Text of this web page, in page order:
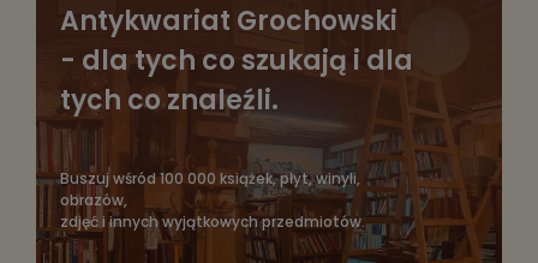
Antykwariat Grochowski
- dla tych co szukają i dla
tych co znaleźli.
Buszuj wśród 100 000 książek, płyt, winyli,
obrazów,
zdjęć i innych wyjątkowych przedmiotów.